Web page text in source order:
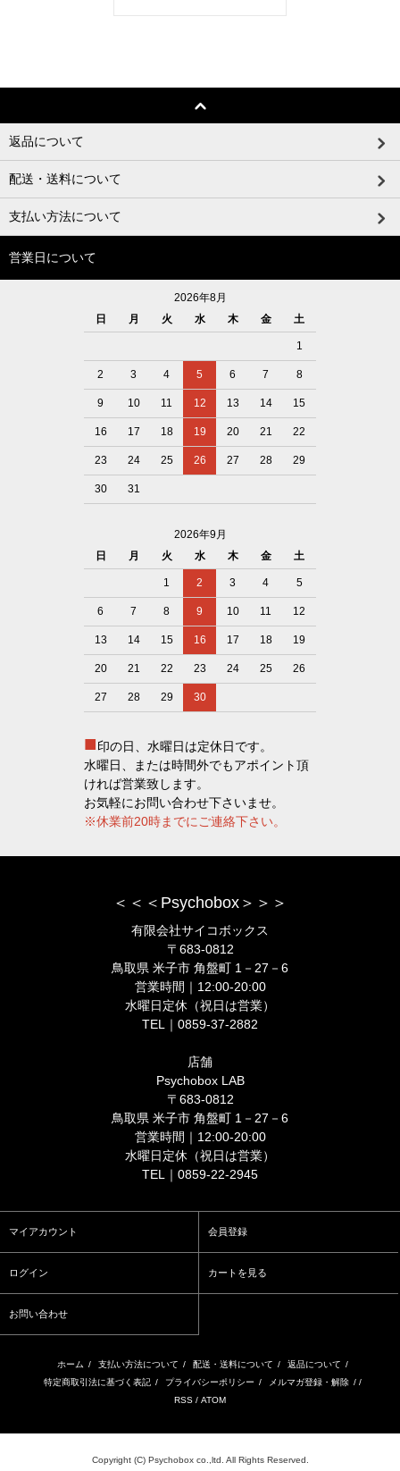
返品について
配送・送料について
支払い方法について
営業日について
2026年8月
日
月 火 水 木 金 土
1
2 3 4 5 6 7 8
9 10 11 12 13 14 15
16 17 18 19 20 21 22
23 24 25 26 27 28 29
30 31
2026年9月
日
月 火 水 木 金 土
1 2 3 4 5
6 7 8 9 10 11 12
13 14 15 16 17 18 19
20 21 22 23 24 25 26
27 28 29 30
■印の日、水曜日は定休日です。
水曜日、または時間外でもアポイント頂
ければ営業致します。
お気軽にお問い合わせ下さいませ。
※休業前20時までにご連絡下さい。
＜＜＜Psychobox＞＞＞
有限会社サイコボックス
〒683-0812
鳥取県 米子市 角盤町 1－27－6
営業時間｜12:00-20:00
水曜日定休（祝日は営業）
TEL｜0859-37-2882
店舗
Psychobox LAB
〒683-0812
鳥取県 米子市 角盤町 1－27－6
営業時間｜12:00-20:00
水曜日定休（祝日は営業）
TEL｜0859-22-2945
マイアカウント 会員登録
ログイン カートを見る
お問い合わせ
ホーム / 支払い方法について / 配送・送料について / 返品について /
特定商取引法に基づく表記 / プライバシーポリシー / メルマガ登録・解除 / /
RSS / ATOM
Copyright (C) Psychobox co.,ltd. All Rights Reserved.